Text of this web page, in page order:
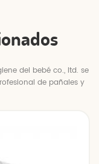
del bebé co., ltd. se
de pañales y